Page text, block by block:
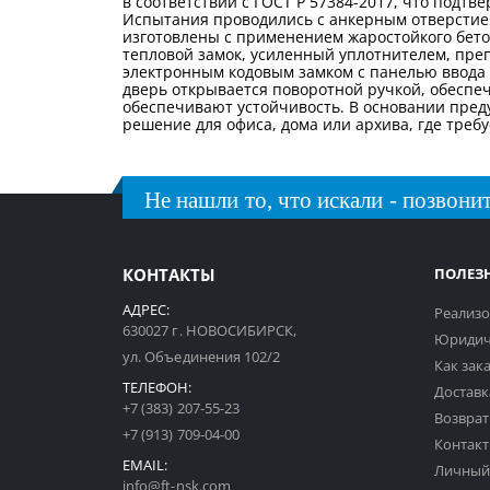
Испытания проводились с анкерным
изготовлены с применением жаростойкого
тепловой замок, усиленный уплотнителем,
электронным кодовым замком с панелью
дверь открывается поворотной ручкой,
обеспечивают устойчивость. В основании
решение для офиса, дома или архива, где
Не нашли то, что искали -
КОНТАКТЫ
АДРЕС:
630027 г. НОВОСИБИРСК,
ул. Объединения 102/2
ТЕЛЕФОН:
+7 (383) 207-55-23
+7 (913) 709-04-00
EMAIL:
Как
Возврат
Личный